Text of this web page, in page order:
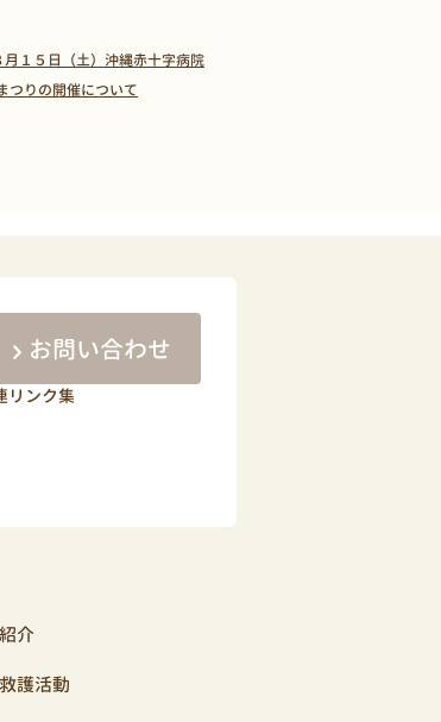
月１５日（土）沖縄赤十字病院
つりの開催について
お問い合わせ
リンク集
介
護活動